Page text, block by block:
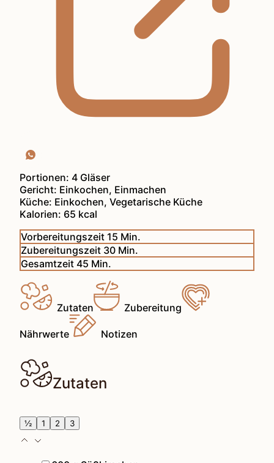
Portionen:4 Gläser
Gericht: Einkochen, Einmachen
Küche: Einkochen, Vegetarische Küche
Kalorien: 65 kcal
Vorbereitungszeit 15 Minuten
Min.
Zubereitungszeit 30Minuten
Min.
Gesamtzeit45 Minuten
Min.
Zutaten Zubereitung
Nährwerte Notizen
Zutaten
½ 1 2 3